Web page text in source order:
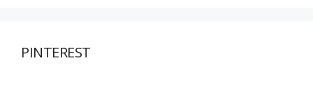
PINTEREST